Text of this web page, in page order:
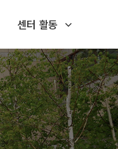
센터 활동